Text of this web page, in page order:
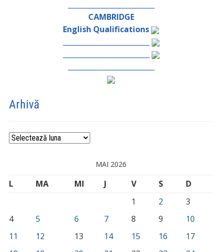
CAMBRIDGE
English Qualifications
Arhivă
Arhivă
MAI 2026
L MA MI J V S
D
1
2
3
4
5 6 7 8 9
10
11
12 13 14 15 16
17